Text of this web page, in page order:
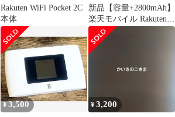
Rakuten WiFi Pocket 2C
本体
新品【容量+2800mAh】
楽天モバイル Rakuten
Wi-Fi pocket 2B ZR02M
2C ZR03M リチュウム
電池 バッテリー 3.8V
ンストールパック
¥3,500 ¥3,200